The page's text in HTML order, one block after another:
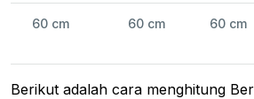
60 cm 60 cm 60 cm
Berikut adalah cara menghitung